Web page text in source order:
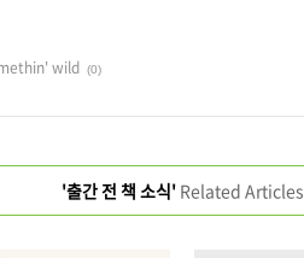
wild (0)
'출간 전 책 소식'Related Articles